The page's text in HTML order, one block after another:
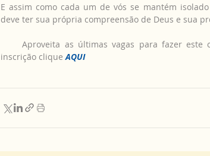
E assim como cada um de vós se mantém
deve ter sua própria compreensão de Deus e sua
     Aproveita as últimas vagas para fazer este curso. Para mais informações e ficha de
inscrição clique AQUI